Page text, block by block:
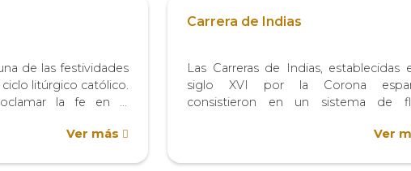
de las festividades
litúrgico católico.
la fe en la
y cultural tuvo
Ver más
Carrera de Indias
Las Carreras de Indias, establecidas
siglo XVI por la Corona
consistieron en un sistema de
España y sus colonias americanas
Ver